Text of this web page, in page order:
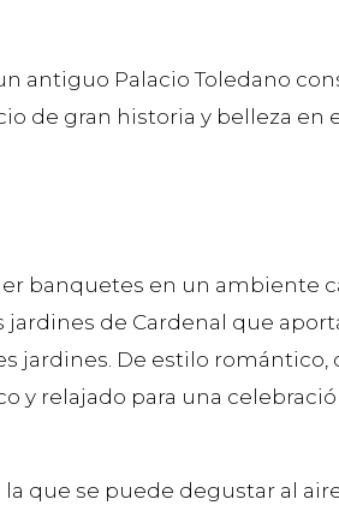
antiguo Palacio Toledano
de gran historia y belleza
banquetes en un ambiente
de Cardenal que
jardines. De estilo
y relajado para una
que se puede degustar al